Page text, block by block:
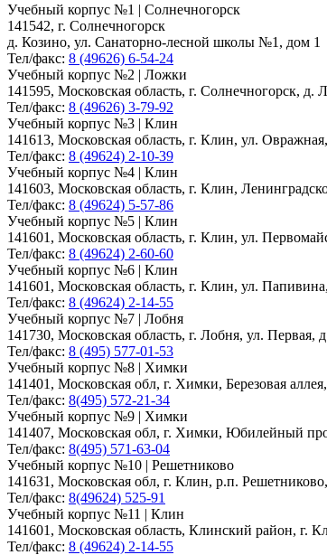
Учебный корпус №1 | Солнечногорск
141542, г. Солнечногорск
д. Козино, ул. Санаторно-лесной школы №1, дом 1
Тел/факс: 8 (49626) 6-54-24
Учебный корпус №2 | Ложки
141595, Московская область, г. Солнечногорск, д.
Тел/факс: 8 (49626) 3-79-92
Учебный корпус №3 | Клин
141613, Московская область, г. Клин, ул.
Тел/факс: 8 (49624) 2-10-39
Учебный корпус №4 | Клин
141603, Московская область, г. Клин,
Тел/факс: 8 (49624) 5-57-86
Учебный корпус №5 | Клин
141601, Московская область, г. Клин, ул.
Тел/факс: 8 (49624) 2-60-60
Учебный корпус №6 | Клин
141601, Московская область, г. Клин, ул.
Тел/факс: 8 (49624) 2-14-55
Учебный корпус №7 | Лобня
141730, Московская область, г. Лобня, ул. Первая,
Тел/факс: 8 (495) 577-01-53
Учебный корпус №8 | Химки
141401, Московская обл, г. Химки, Березовая
Тел/факс: 8(495) 572-21-34
Учебный корпус №9 | Химки
141407, Московская обл, г. Химки, Юбилейный
Тел/факс: 8(495) 571-63-04
Учебный корпус №10 | Решетниково
141631, Московская обл, г. Клин, р.п.
Тел/факс: 8(49624) 525-91
Учебный корпус №11 | Клин
141601, Московская область, Клинский район, г.
Тел/факс: 8 (49624) 2-14-55